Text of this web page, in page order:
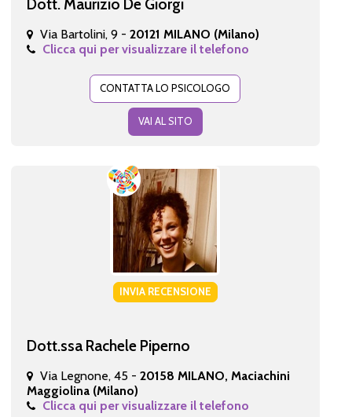
Dott. Maurizio De Giorgi
Via Bartolini, 9 - 20121 MILANO (Milano)
Clicca qui per visualizzare il telefono
CONTATTA LO PSICOLOGO
VAI AL SITO
INVIA RECENSIONE
Dott.ssa Rachele Piperno
Via Legnone, 45 - 20158 MILANO, Maciachini
Maggiolina (Milano)
Clicca qui per visualizzare il telefono